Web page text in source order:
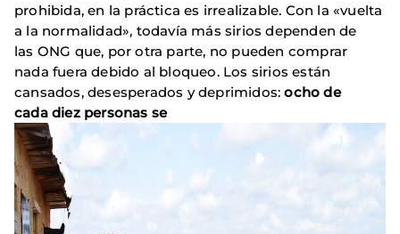
prohibida, en la práctica es irrealizable. Con la «vuelta
a la normalidad», todavía más sirios dependen de
las ONG que, por otra parte, no pueden comprar
nada fuera debido al bloqueo. Los sirios están
cansados, desesperados y deprimidos:ocho de
cada diez personas se